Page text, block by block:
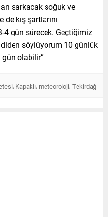
sarkacak soğuk ve
kış şartlarını
4 gün sürecek. Geçtiğimiz
söylüyorum 10 günlük
olabilir”
, Kapaklı, meteoroloji, Tekirdağ